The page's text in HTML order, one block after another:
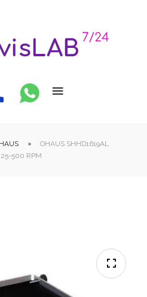
OHAUS SHHD1619AL
25-500 RPM